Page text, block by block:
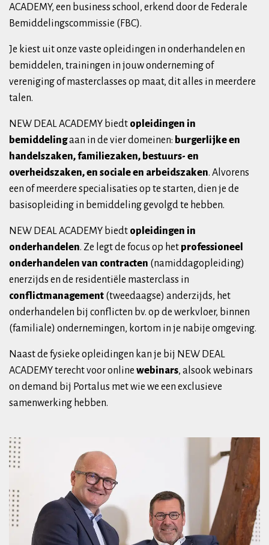
ACADEMY, een business school, erkend door de Federale
Bemiddelingscommissie (FBC).
Je kiest uit onze vaste opleidingen in onderhandelen en
bemiddelen, trainingen in jouw onderneming of
vereniging of masterclasses op maat, dit alles in meerdere
talen.
NEW DEAL ACADEMY biedt opleidingen in
bemiddelingaan in de vier domeinen: burgerlijke en
handelszaken, familiezaken, bestuurs- en
overheidszaken, en sociale en arbeidszaken. Alvorens
een of meerdere specialisaties op te starten, dien je de
basisopleiding in bemiddeling gevolgd te hebben.
NEW DEAL ACADEMY biedt opleidingen in
onderhandelen. Ze legt de focus op het professioneel
onderhandelen van contracten (namiddagopleiding)
enerzijds en de residentiële masterclass in
conflictmanagement (tweedaagse) anderzijds, het
onderhandelen bij conflicten bv. op de werkvloer, binnen
(familiale) ondernemingen, kortom in je nabije omgeving.
Naast de fysieke opleidingen kan je bij NEW DEAL
ACADEMY terecht voor online webinars, alsook webinars
on demand bij Portalus met wie we een exclusieve
samenwerking hebben.